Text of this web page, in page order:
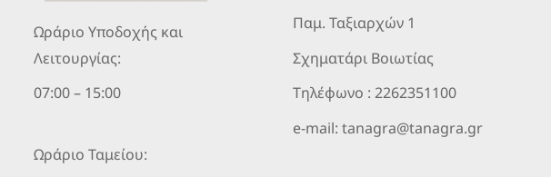
Ωράριο Υποδοχής και
Λειτουργίας:
07:00 – 15:00
Ωράριο Ταμείου:
Παμ. Ταξιαρχών 1
Σχηματάρι Βοιωτίας
Τηλέφωνο :2262351100
e-mail:tanagra@tanagra.gr